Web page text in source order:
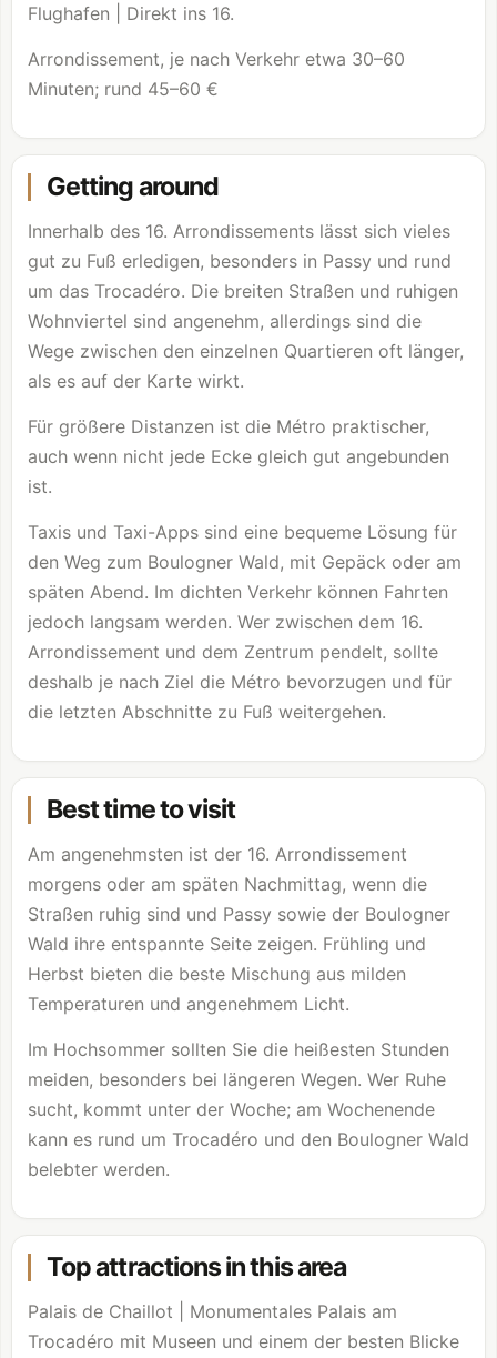
Flughafen | Direkt ins 16.
Arrondissement, je nach Verkehr etwa 30–60
Minuten; rund 45–60 €
Getting around
Innerhalb des 16. Arrondissements lässt sich vieles
gut zu Fuß erledigen, besonders in Passy und rund
um das Trocadéro. Die breiten Straßen und ruhigen
Wohnviertel sind angenehm, allerdings sind die
Wege zwischen den einzelnen Quartieren oft länger,
als es auf der Karte wirkt.
Für größere Distanzen ist die Métro praktischer,
auch wenn nicht jede Ecke gleich gut angebunden
ist.
Taxis und Taxi-Apps sind eine bequeme Lösung für
den Weg zum Boulogner Wald, mit Gepäck oder am
späten Abend. Im dichten Verkehr können Fahrten
jedoch langsam werden. Wer zwischen dem 16.
Arrondissement und dem Zentrum pendelt, sollte
deshalb je nach Ziel die Métro bevorzugen und für
die letzten Abschnitte zu Fuß weitergehen.
Best time to visit
Am angenehmsten ist der 16. Arrondissement
morgens oder am späten Nachmittag, wenn die
Straßen ruhig sind und Passy sowie der Boulogner
Wald ihre entspannte Seite zeigen. Frühling und
Herbst bieten die beste Mischung aus milden
Temperaturen und angenehmem Licht.
Im Hochsommer sollten Sie die heißesten Stunden
meiden, besonders bei längeren Wegen. Wer Ruhe
sucht, kommt unter der Woche; am Wochenende
kann es rund um Trocadéro und den Boulogner Wald
belebter werden.
Top attractions in this area
Palais de Chaillot | Monumentales Palais am
Trocadéro mit Museen und einem der besten Blicke